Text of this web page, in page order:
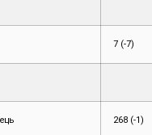
7 (-7)
268 (-1)